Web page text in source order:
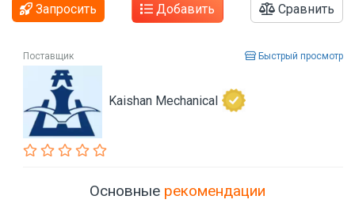
Запросить Добавить Сравнить
Поставщик Быстрый просмотр
Kaishan Mechanical
Основные рекомендации